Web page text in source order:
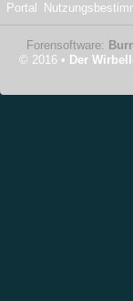
Portal
Forensoftware:
© 2016 • Der